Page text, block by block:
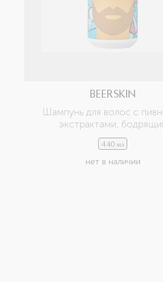
BEERSKIN
Шампунь для волос с
экстрактами,
440 мл
нет в наличии